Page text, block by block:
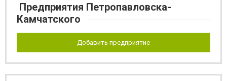
Предприятия Петропавловска-
Камчатского
Добавить предприятие